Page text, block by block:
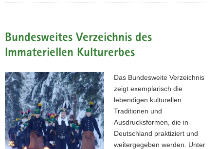
Bundesweites Verzeichnis des
Immateriellen Kulturerbes
Das Bundesweite Verzeichnis
zeigt exemplarisch die
lebendigen kulturellen
Traditionen und
Ausdrucksformen, die in
Deutschland praktiziert und
weitergegeben werden. Unter